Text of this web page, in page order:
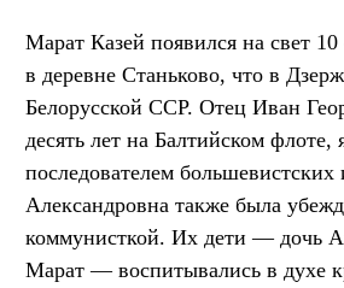
Марат Казей появился на свет 10
в деревне Станьково, что в
Белорусской ССР. Отец Иван
десять лет на Балтийском флоте,
последователем
Александровна также была
коммунисткой. Их дети — дочь
Марат — воспитывались в духе